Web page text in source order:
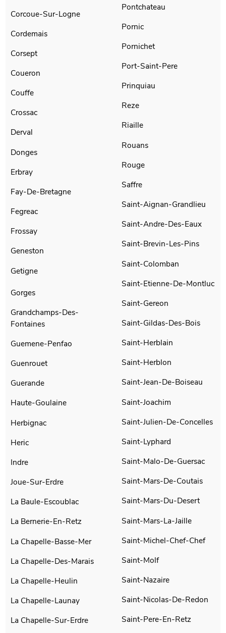
Corcoue-Sur-Logne
Cordemais
Corsept
Coueron
Couffe
Crossac
Derval
Donges
Erbray
Fay-De-Bretagne
Fegreac
Frossay
Geneston
Getigne
Gorges
Grandchamps-Des-
Fontaines
Guemene-Penfao
Guenrouet
Guerande
Haute-Goulaine
Herbignac
Heric
Indre
Joue-Sur-Erdre
La Baule-Escoublac
La Bernerie-En-Retz
La Chapelle-Basse-Mer
La Chapelle-Des-Marais
La Chapelle-Heulin
La Chapelle-Launay
La Chapelle-Sur-Erdre
Pontchateau
Pornic
Pornichet
Port-Saint-Pere
Prinquiau
Reze
Riaille
Rouans
Rouge
Saffre
Saint-Aignan-Grandlieu
Saint-Andre-Des-Eaux
Saint-Brevin-Les-Pins
Saint-Colomban
Saint-Etienne-De-Montluc
Saint-Gereon
Saint-Gildas-Des-Bois
Saint-Herblain
Saint-Herblon
Saint-Jean-De-Boiseau
Saint-Joachim
Saint-Julien-De-Concelles
Saint-Lyphard
Saint-Malo-De-Guersac
Saint-Mars-De-Coutais
Saint-Mars-Du-Desert
Saint-Mars-La-Jaille
Saint-Michel-Chef-Chef
Saint-Molf
Saint-Nazaire
Saint-Nicolas-De-Redon
Saint-Pere-En-Retz